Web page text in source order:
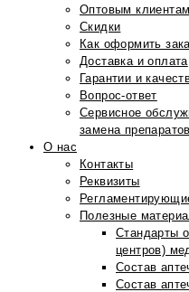
Оптовым клиентам
Скидки
Как оформить
Доставка и оплата
Гарантии и
Вопрос-ответ
Сервисное
замена
О нас
Контакты
Реквизиты
Полезные
Стандарты
центров)
Состав
Состав